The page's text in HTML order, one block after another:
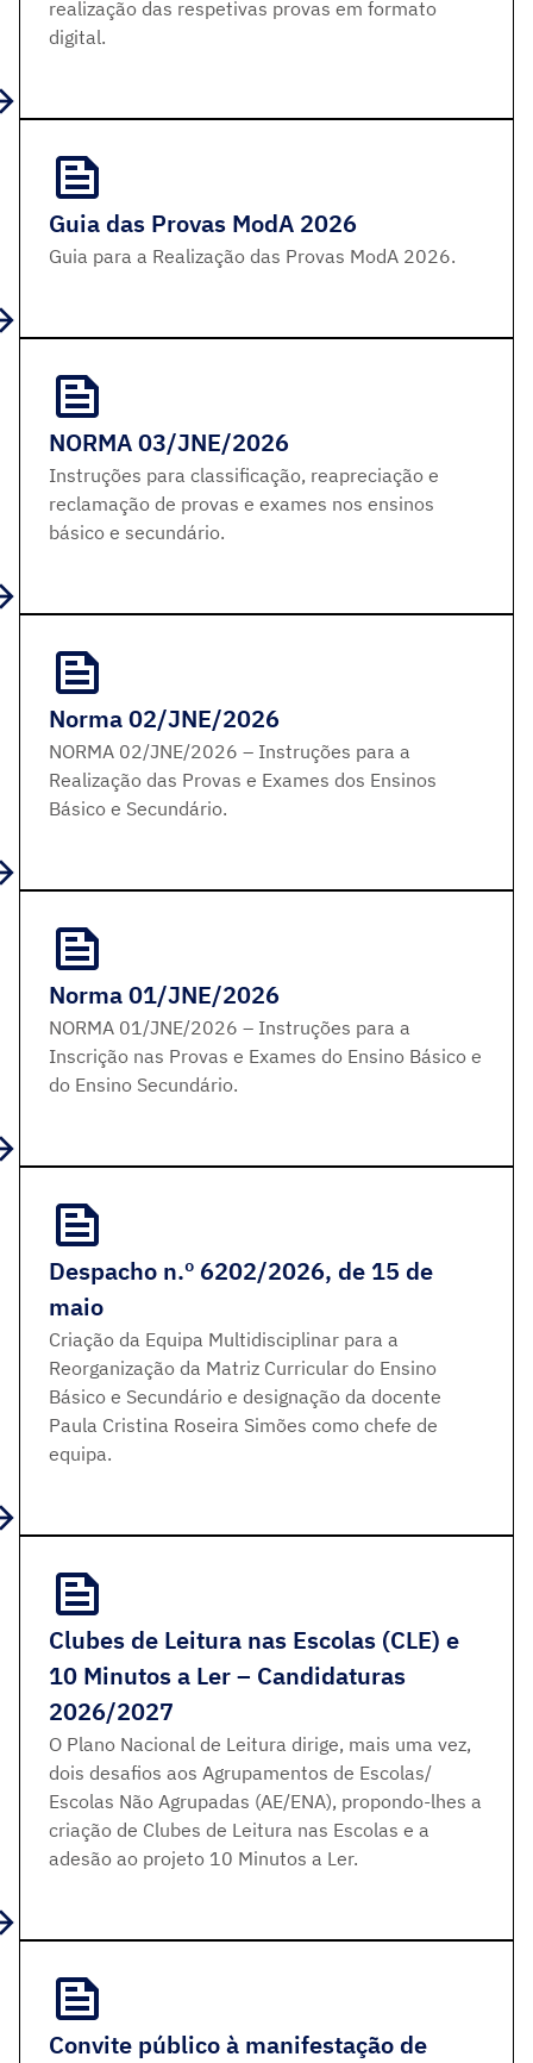
realização das respetivas provas em formato
digital.
Guia das Provas ModA 2026
Guia para a Realização das Provas ModA 2026.
NORMA 03/JNE/2026
Instruções para classificação, reapreciação e
reclamação de provas e exames nos ensinos
básico e secundário.
Norma 02/JNE/2026
NORMA 02/JNE/2026 – Instruções para a
Realização das Provas e Exames dos Ensinos
Básico e Secundário.
Norma 01/JNE/2026
NORMA 01/JNE/2026 – Instruções para a
Inscrição nas Provas e Exames do Ensino Básico e
do Ensino Secundário.
Despacho n.º 6202/2026, de 15 de
maio
Criação da Equipa Multidisciplinar para a
Reorganização da Matriz Curricular do Ensino
Básico e Secundário e designação da docente
Paula Cristina Roseira Simões como chefe de
equipa.
Clubes de Leitura nas Escolas (CLE) e
10 Minutos a Ler – Candidaturas
2026/2027
O Plano Nacional de Leitura dirige, mais uma vez,
dois desafios aos Agrupamentos de Escolas/
Escolas Não Agrupadas (AE/ENA), propondo-lhes a
criação de Clubes de Leitura nas Escolas e a
adesão ao projeto 10 Minutos a Ler.
Convite público à manifestação de